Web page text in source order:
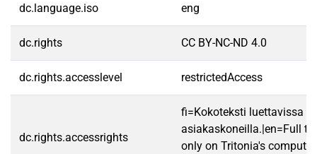
dc.language.iso eng
dc.rights CC BY-NC-ND 4.0
dc.rights.accesslevel restrictedAccess
dc.rights.accessrights
fi=Kokoteksti luettavissa
asiakaskoneilla.|en=Full
only on Tritonia's